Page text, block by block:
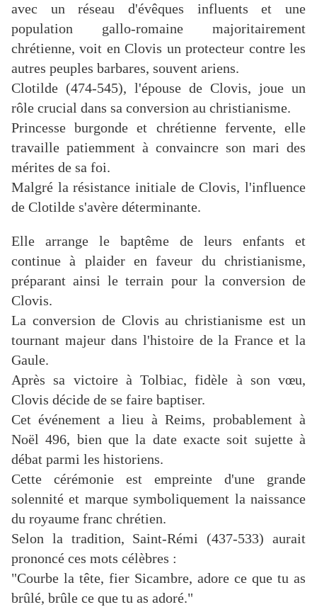
avec un réseau d'évêques influents et une
population gallo-romaine majoritairement
chrétienne, voit en Clovis un protecteur contre les
autres peuples barbares, souvent ariens.
Clotilde (474-545), l'épouse de Clovis, joue un
rôle crucial dans sa conversion au christianisme.
Princesse burgonde et chrétienne fervente, elle
travaille patiemment à convaincre son mari des
mérites de sa foi.
Malgré la résistance initiale de Clovis, l'influence
de Clotilde s'avère déterminante.
Elle arrange le baptême de leurs enfants et
continue à plaider en faveur du christianisme,
préparant ainsi le terrain pour la conversion de
Clovis.
La conversion de Clovis au christianisme est un
tournant majeur dans l'histoire de la France et la
Gaule.
Après sa victoire à Tolbiac, fidèle à son vœu,
Clovis décide de se faire baptiser.
Cet événement a lieu à Reims, probablement à
Noël 496, bien que la date exacte soit sujette à
débat parmi les historiens.
Cette cérémonie est empreinte d'une grande
solennité et marque symboliquement la naissance
du royaume franc chrétien.
Selon la tradition, Saint-Rémi (437-533) aurait
prononcé ces mots célèbres :
"Courbe la tête, fier Sicambre, adore ce que tu as
brûlé, brûle ce que tu as adoré."